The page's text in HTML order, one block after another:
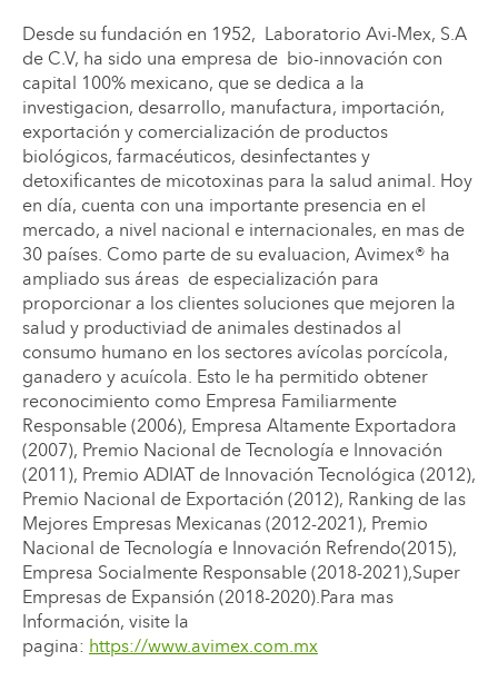
Desde su fundación en 1952, Laboratorio Avi-Mex, S.A
de C.V, ha sido una empresa de bio-innovación con
capital 100% mexicano, que se dedica a la
investigacion, desarrollo, manufactura, importación,
exportación y comercialización de productos
biológicos, farmacéuticos, desinfectantes y
detoxificantes de micotoxinas para la salud animal. Hoy
en día, cuenta con una importante presencia en el
mercado, a nivel nacional e internacionales, en mas de
30 países. Como parte de su evaluacion, Avimex® ha
ampliado sus áreas de especialización para
proporcionar a los clientes soluciones que mejoren la
salud y productiviad de animales destinados al
consumo humano en los sectores avícolas porcícola,
ganadero y acuícola. Esto le ha permitido obtener
reconocimiento como Empresa Familiarmente
Responsable (2006), Empresa Altamente Exportadora
(2007), Premio Nacional de Tecnología e Innovación
(2011), Premio ADIAT de Innovación Tecnológica (2012),
Premio Nacional de Exportación (2012), Ranking de las
Mejores Empresas Mexicanas (2012-2021), Premio
Nacional de Tecnología e Innovación Refrendo(2015),
Empresa Socialmente Responsable (2018-2021),Super
Empresas de Expansión (2018-2020).Para mas
Información, visite la
pagina: https://www.avimex.com.mx